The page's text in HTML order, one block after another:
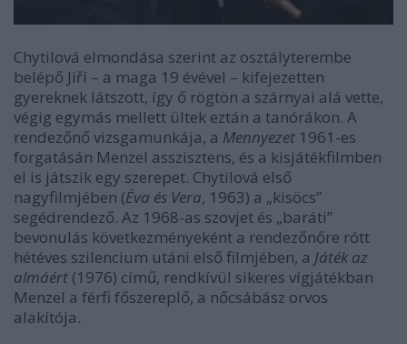
Chytilová elmondása szerint az osztályterembe
belépő Jiří – a maga 19 évével – kifejezetten
gyereknek látszott, így ő rögtön a szárnyai alá vette,
végig egymás mellett ültek eztán a tanórákon. A
rendezőnő vizsgamunkája, a Mennyezet 1961-es
forgatásán Menzel asszisztens, és a kisjátékfilmben
el is játszik egy szerepet. Chytilová első
nagyfilmjében (Éva és Vera, 1963) a „kisöcs”
segédrendező. Az 1968-as szovjet és „baráti”
bevonulás következményeként a rendezőnőre rótt
hétéves szilencium utáni első filmjében, a Játék az
almáért (1976) című, rendkívül sikeres vígjátékban
Menzel a férfi főszereplő, a nőcsábász orvos
alakítója.